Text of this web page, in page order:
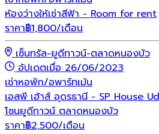
ห้องว่างให้เช่าสีฟ้า - Room for rent
ราคา฿1,800/เดือน
เซ็นทรัล-ยูดีทาวน์-ตลาดหนองบัว
อัปเดตเมื่อ 26/06/2023
เช่าหอพัก/อพาร์ทเม้น
เอสพี เฮ้าส์ อุดรธานี - SP House
โซนยูดีทาวน์ ตลาดหนองบัว
ราคา฿2,500/เดือน